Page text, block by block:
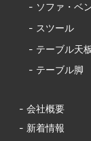
- ソファ・ベ
- スツール
- テーブル天板
- テーブル脚
- 会社概要
- 新着情報